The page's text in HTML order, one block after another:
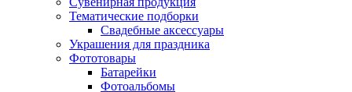
Тематические подборки
Свадебные аксессуары
Украшения для праздника
Фототовары
Батарейки
Фотоальбомы